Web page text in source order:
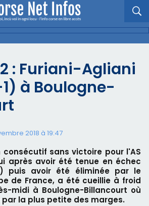
: Furiani-Agliani
à Boulogne-
2018 à 19:47
sans victoire pour l'AS
après avoir été tenue en échec
puis avoir été éliminée par le
de France, a été cueillie à froid
midi à Boulogne-Billancourt où
par la plus petite des marges.